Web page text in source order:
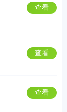
查看
查看
查看